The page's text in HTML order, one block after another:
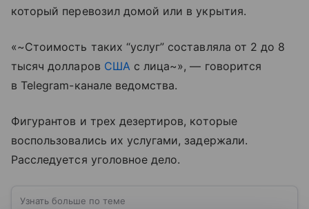
который перевозил домой или в укрытия.
«~Стоимость таких “услуг” составляла от 2 до 8
тысяч долларов СШАс лица~», — говорится
в Telegram-канале ведомства.
Фигурантов и трех дезертиров, которые
воспользовались их услугами, задержали.
Расследуется уголовное дело.
Узнать больше по теме